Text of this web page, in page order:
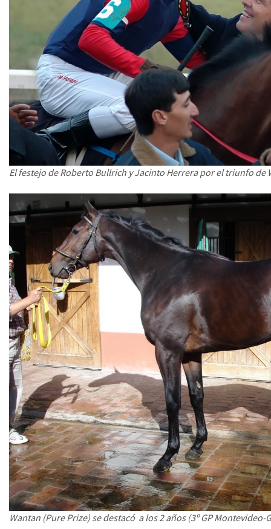
El festejo de Roberto Bullrich y Jacinto Herrera por el triunfo de
Wantan (Pure Prize) se destacó a los 2 años (3º GP Montevideo-